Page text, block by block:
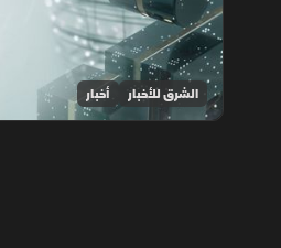
الشرق للأخبار أخبار